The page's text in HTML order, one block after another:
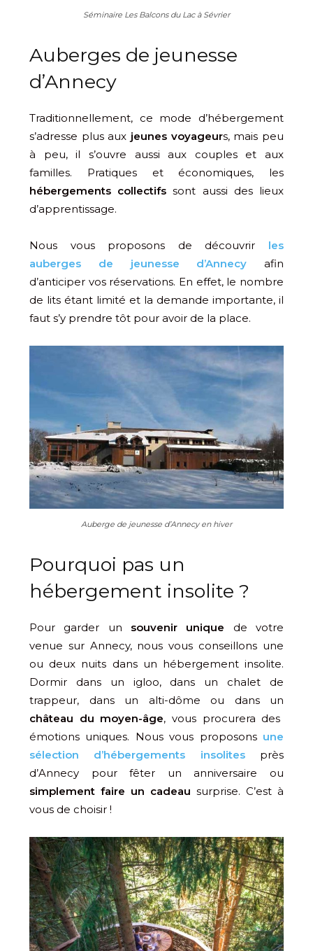
Séminaire Les Balcons du Lac à Sévrier
Auberges de jeunesse
d’Annecy
Traditionnellement, ce mode d’hébergement
s’adresse plus aux jeunes voyageurs, mais peu
à peu, il s’ouvre aussi aux couples et aux
familles. Pratiques et économiques, les
hébergements collectifs sont aussi des lieux
d’apprentissage.
Nous vous proposons de découvrir les
auberges de jeunesse d’Annecy afin
d’anticiper vos réservations. En effet, le nombre
de lits étant limité et la demande importante, il
faut s’y prendre tôt pour avoir de la place.
Auberge de jeunesse d’Annecy en hiver
Pourquoi pas un
hébergement insolite ?
Pour garder un souvenir unique de votre
venue sur Annecy, nous vous conseillons une
ou deux nuits dans un hébergement insolite.
Dormir dans un igloo, dans un chalet de
trappeur, dans un alti-dôme ou dans un
château du moyen-âge, vous procurera des
émotions uniques. Nous vous proposons une
sélection d’hébergements insolitesprès
d’Annecy pour fêter un anniversaire ou
simplement faire un cadeau surprise. C’est à
vous de choisir !